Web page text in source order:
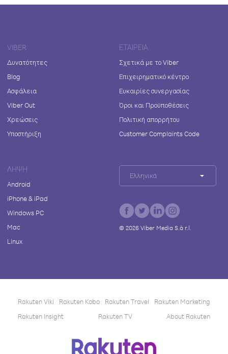
VIBER
Δυνατότητες
Blog
Ασφάλεια
Viber Out
Χρεώσεις
Υποστήριξη
ΕΤΑΙΡΕΊΑ
Σχετικά με το Viber
Επιχειρηματικό κέντρο
Ευκαιρίες συνεργασίας
Όροι και Προϋποθέσεις
Πολιτική απορρήτου
Customer Complaints Code
ΛΉΨΗ
Android
iPhone & iPad
Windows PC
Mac
Linux
Ελληνικά
© 2026Viber Media S.à r.l.
Rakuten Viki Rakuten Kobo Rakuten Travel
Rakuten Marketing
Rakuten Insight
Rakuten TV About Rakuten